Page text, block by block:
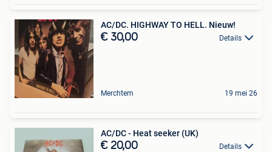
AC/DC. HIGHWAY TO HELL. Nieuw!
€ 30,00 Details
Merchtem 19 mei 26
AC/DC - Heat seeker (UK)
€ 20,00 Details